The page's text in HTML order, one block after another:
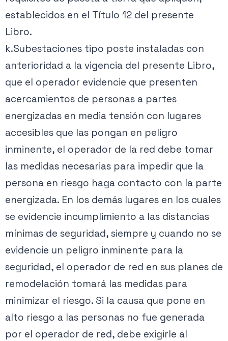
establecidos en el Título 12 del presente
Libro.
k.Subestaciones tipo poste instaladas con
anterioridad a la vigencia del presente Libro,
que el operador evidencie que presenten
acercamientos de personas a partes
energizadas en media tensión con lugares
accesibles que las pongan en peligro
inminente, el operador de la red debe tomar
las medidas necesarias para impedir que la
persona en riesgo haga contacto con la parte
energizada. En los demás lugares en los cuales
se evidencie incumplimiento a las distancias
mínimas de seguridad, siempre y cuando no se
evidencie un peligro inminente para la
seguridad, el operador de red en sus planes de
remodelación tomará las medidas para
minimizar el riesgo. Si la causa que pone en
alto riesgo a las personas no fue generada
por el operador de red, debe exigirle al